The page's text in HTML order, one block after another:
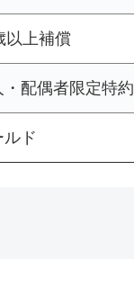
以上補償
・配偶者限定特約
ルド